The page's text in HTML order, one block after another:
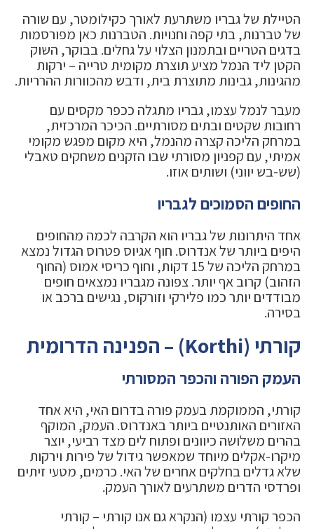
הטיילת של גבריו משתרעת לאורך כקילומטר, עם שורה
של טברנות, בתי קפה וחנויות. הטברנות כאן מפורסמות
בדגים הטריים ובתמנון הצלוי על גחלים. בבוקר, השוק
הקטן ליד הנמל מציע תוצרת מקומית טרייה – ירקות
מהגינות, גבינות מתוצרת בית, ודבש מהכוורות ההרריות.
מעבר לנמל עצמו, גבריו מתגלה ככפר מקסים עם
רחובות שקטים ובתים מסורתיים. הכיכר המרכזית,
במרחק הליכה קצרה מהנמל, היא מקום מפגש מקומי
אמיתי, עם קפניון מסורתי שבו הזקנים משחקים טאבלי
(שש-בש יווני) ושותים אוזו.
החופים הסמוכים לגבריו
אחד היתרונות של גבריו הוא הקרבה לכמה מהחופים
היפים ביותר של אנדרוס. חוף אגיוס פטרוס הגדול נמצא
במרחק הליכה של 15 דקות, וחוף כריסי אמוס (החוף
הזהוב) קרוב אף יותר. צפונה מגבריו נמצאים חופים
מבודדים יותר כמו פלירקי וזורקוס, נגישים ברכב או
בסירה.
קורתי (Korthi) – הפנינה הדרומית
העמק הפורה והכפר המסורתי
קורתי, הממוקמת בעמק פורה בדרום האי, היא אחד
האזורים האותנטיים ביותר באנדרוס. העמק, המוקף
בהרים משלושה כיוונים ופתוח לים מצד רביעי, יוצר
מיקרו-אקלים מיוחד שמאפשר גידול של פירות וירקות
שלא גדלים בחלקים אחרים של האי. כרמים, מטעי זיתים
ופרדסי הדרים משתרעים לאורך העמק.
הכפר קורתי עצמו (הנקרא גם אנו קורתי – קורתי